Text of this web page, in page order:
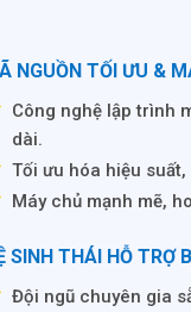
NGUỒN TỐI ƯU &
Công nghệ lập trình
dài.
Tối ưu hóa hiệu
Máy chủ mạnh mẽ,
SINH THÁI HỖ TRỢ
Đội ngũ chuyên gia